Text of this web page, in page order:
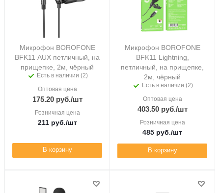
Микрофон BOROFONE
BFK11 AUX петличный, на
прищепке, 2м, чёрный
Есть в наличии (2)
Оптовая цена
175.20руб./шт
Розничная цена
211руб./шт
В корзину
Микрофон BOROFONE
BFK11 Lightning,
петличный, на прищепке,
2м, чёрный
Есть в наличии (2)
Оптовая цена
403.50руб./шт
Розничная цена
485 руб./шт
В корзину